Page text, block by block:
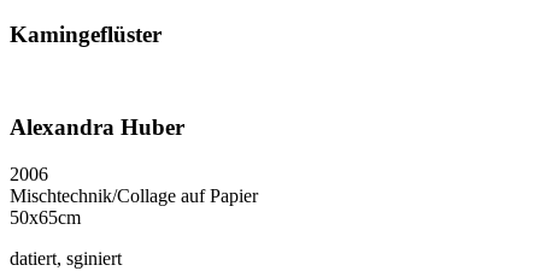
Kamingeflüster
Alexandra Huber
2006
Mischtechnik/Collage auf Papier
50x65cm
datiert, sginiert